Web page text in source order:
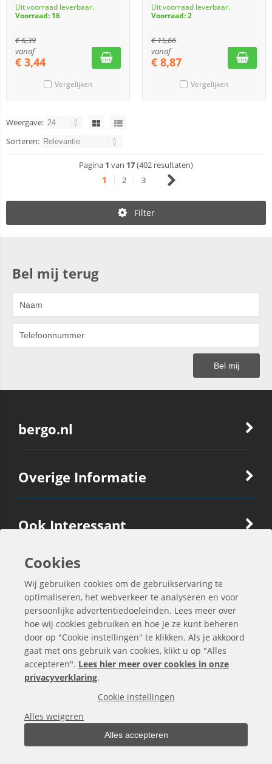
Uit voorraad leverbaar.
Voorraad: 16
€6,39
vanaf
€ 3,44
Vergelijken
Uit voorraad leverbaar.
Voorraad: 2
€15,66
vanaf
€ 8,87
Vergelijken
Weergave:
Sorteren:
Pagina 1 van 17(402 resultaten)
1 2 3
Filter
Bel mij terug
bergo.nl
Overige Informatie
Ook Interessant
Contactgegevens
Alle bedragen zijn exclusief BTW
Cookies
Wij gebruiken cookies om de gebruikservaring te
optimaliseren, het webverkeer te analyseren en voor
persoonlijke advertentiedoeleinden. Lees meer over
hoe wij cookies gebruiken en hoe je ze kunt beheren
door op "Cookie instellingen" te klikken. Als je akkoord
gaat met ons gebruik van cookies, klikt u op "Alles
accepteren". Lees hier meer over cookies in onze
privacyverklaring.
Cookie instellingen
Alles weigeren
Alles accepteren